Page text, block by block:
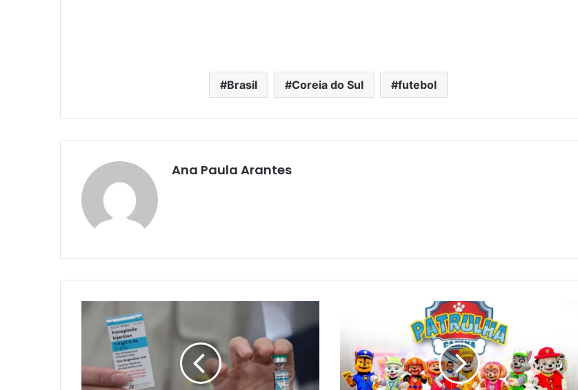
Brasil Coreia do Sul futebol
Ana Paula Arantes